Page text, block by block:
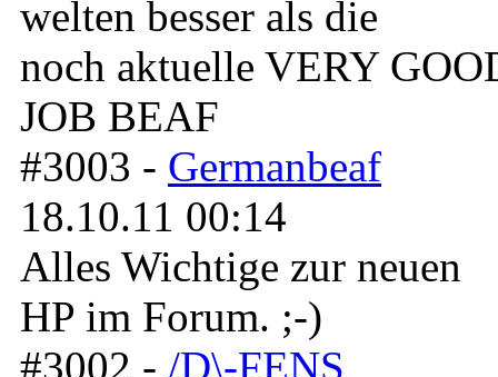
welten besser als die
noch aktuelle VERY
JOB BEAF
#3003 - Germanbeaf
18.10.11 00:14
Alles Wichtige zur neuen
HP im Forum. ;-)
#3002 - /D\-FENS